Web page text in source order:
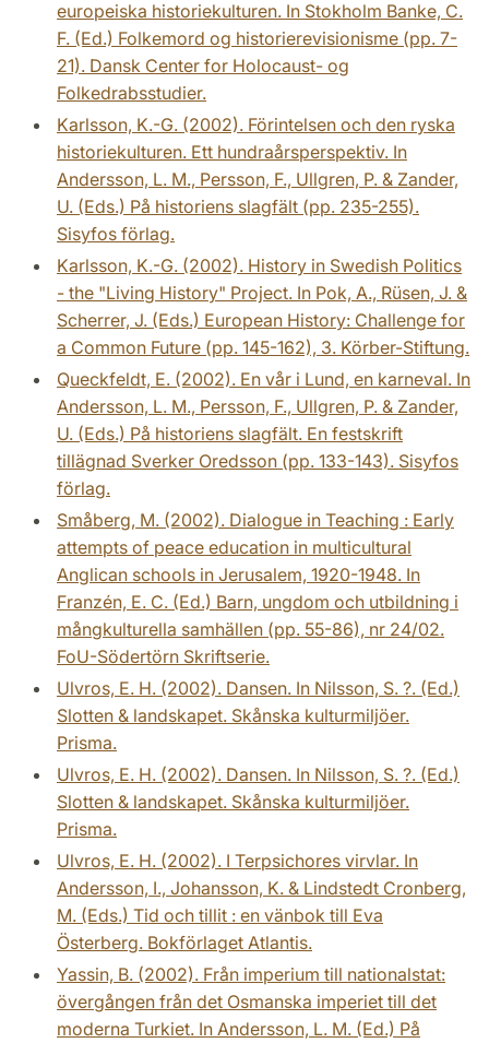
europeiska historiekulturen. In Stokholm Banke, C.
F. (Ed.) Folkemord og historierevisionisme (pp. 7-
21). Dansk Center for Holocaust- og
Folkedrabsstudier.
Karlsson, K.-G. (2002). Förintelsen och den ryska
historiekulturen. Ett hundraårsperspektiv. In
Andersson, L. M., Persson, F., Ullgren, P. & Zander,
U. (Eds.) På historiens slagfält (pp. 235-255).
Sisyfos förlag.
Karlsson, K.-G. (2002). History in Swedish Politics
- the "Living History" Project. In Pok, A., Rüsen, J. &
Scherrer, J. (Eds.) European History: Challenge for
a Common Future (pp. 145-162), 3. Körber-Stiftung.
Queckfeldt, E. (2002). En vår i Lund, en karneval. In
Andersson, L. M., Persson, F., Ullgren, P. & Zander,
U. (Eds.) På historiens slagfält. En festskrift
tillägnad Sverker Oredsson (pp. 133-143). Sisyfos
förlag.
Småberg, M. (2002). Dialogue in Teaching : Early
attempts of peace education in multicultural
Anglican schools in Jerusalem, 1920-1948. In
Franzén, E. C. (Ed.) Barn, ungdom och utbildning i
mångkulturella samhällen (pp. 55-86), nr 24/02.
FoU-Södertörn Skriftserie.
Ulvros, E. H. (2002). Dansen. In Nilsson, S. ?. (Ed.)
Slotten & landskapet. Skånska kulturmiljöer.
Prisma.
Ulvros, E. H. (2002). Dansen. In Nilsson, S. ?. (Ed.)
Slotten & landskapet. Skånska kulturmiljöer.
Prisma.
Ulvros, E. H. (2002). I Terpsichores virvlar. In
Andersson, I., Johansson, K. & Lindstedt Cronberg,
M. (Eds.) Tid och tillit : en vänbok till Eva
Österberg. Bokförlaget Atlantis.
Yassin, B. (2002). Från imperium till nationalstat:
övergången från det Osmanska imperiet till det
moderna Turkiet. In Andersson, L. M. (Ed.) På